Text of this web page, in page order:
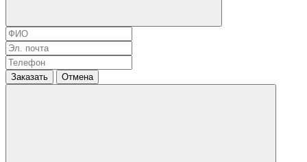
Заказать Отмена